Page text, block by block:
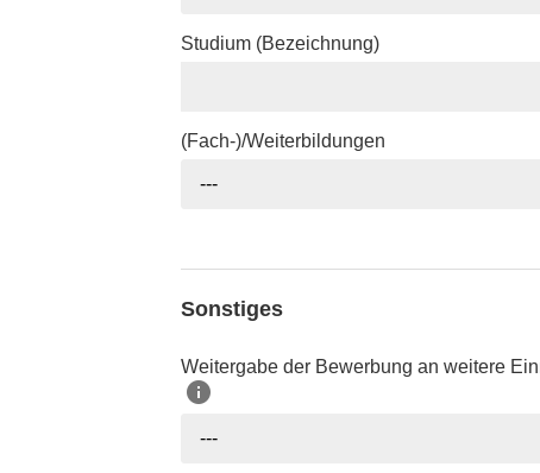
Studium (Bezeichnung)
(Fach-)/Weiterbildungen
---
Sonstiges
Weitergabe der Bewerbung an weitere
---